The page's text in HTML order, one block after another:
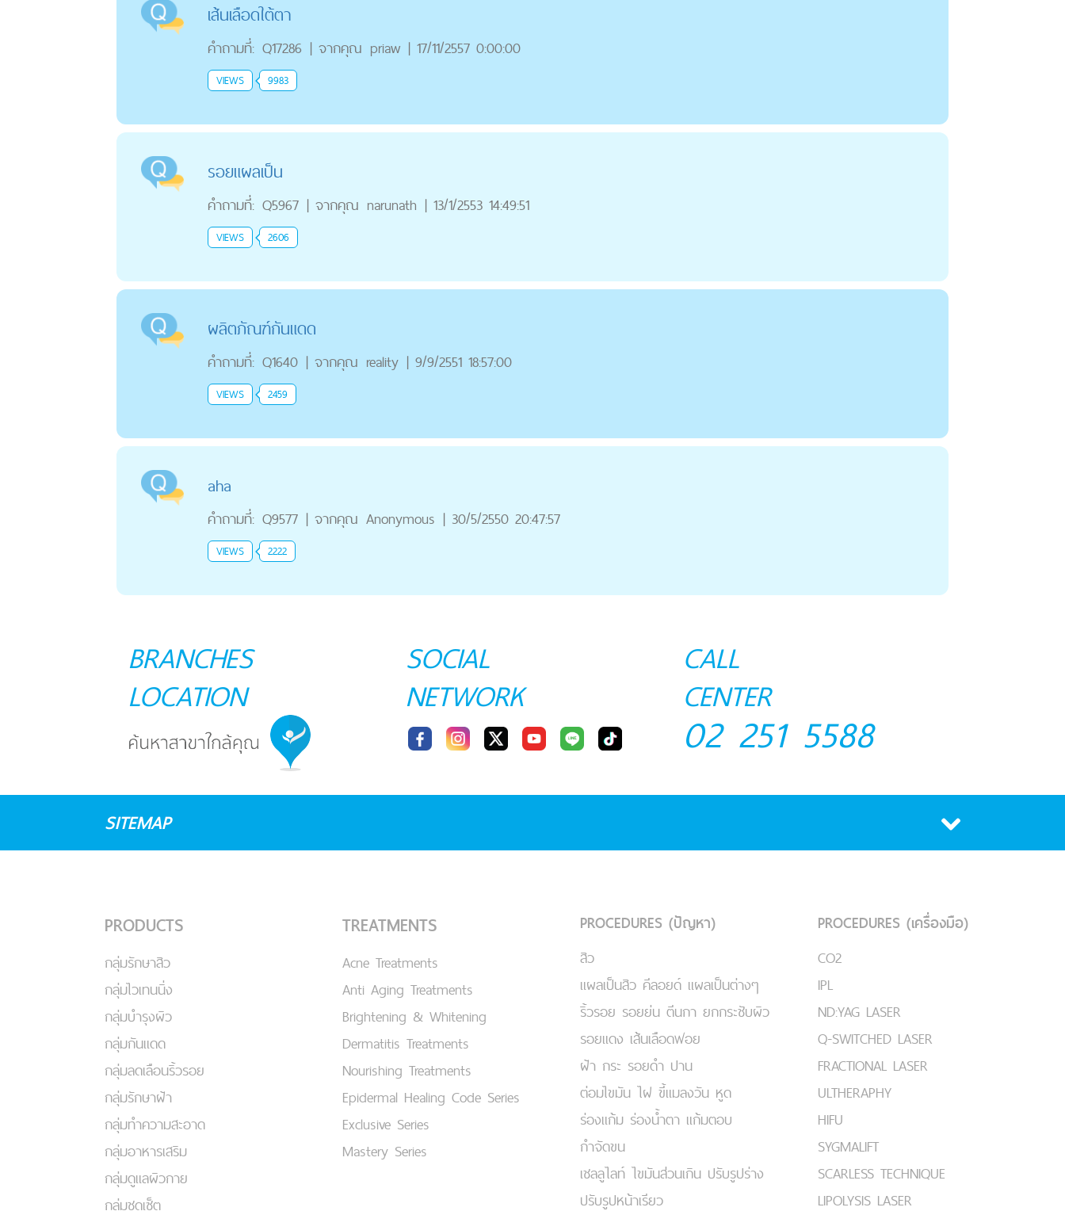
เส้นเลือดใต้ตา
คำถามที่: Q17286 | จากคุณ priaw | 17/11/2557 0:00:00
VIEWS 9983
รอยแผลเป็น
คำถามที่: Q5967 | จากคุณ narunath | 13/1/2553 14:49:51
VIEWS 2606
ผลิตภัณฑ์กันแดด
คำถามที่: Q1640 | จากคุณ reality | 9/9/2551 18:57:00
VIEWS 2459
aha
คำถามที่: Q9577 | จากคุณ Anonymous | 30/5/2550 20:47:57
VIEWS 2222
BRANCHES
LOCATION
SOCIAL
NETWORK
CALL
CENTER
02 251 5588
SITEMAP
PRODUCTS
กลุ่มรักษาสิว
กลุ่มไวเทนนิ่ง
กลุ่มบำรุงผิว
กลุ่มกันแดด
กลุ่มลดเลือนริ้วรอย
กลุ่มรักษาฝ้า
กลุ่มทำความสะอาด
กลุ่มอาหารเสริม
กลุ่มดูแลผิวกาย
กลุ่มชุดเซ็ต
TREATMENTS
Acne Treatments
Anti Aging Treatments
Brightening & Whitening
Dermatitis Treatments
Nourishing Treatments
Epidermal Healing Code Series
Exclusive Series
Mastery Series
PROCEDURES (ปัญหา)
สิว
แผลเป็นสิว คีลอยด์ แผลเป็นต่างๆ
ริ้วรอย รอยย่น ตีนกา ยกกระชับผิว
รอยแดง เส้นเลือดฟอย
ฝ้า กระ รอยดำ ปาน
ต่อมไขมัน ไฝ ขี้แมลงวัน หูด
ร่องแก้ม ร่องน้ำตา แก้มตอบ
กำจัดขน
เชลลูไลท์ ไขมันส่วนเกิน ปรับรูปร่าง
ปรับรูปหน้าเรียว
PROCEDURES (เครื่องมือ)
CO2
IPL
ND:YAG LASER
Q-SWITCHED LASER
FRACTIONAL LASER
ULTHERAPHY
HIFU
SYGMALIFT
SCARLESS TECHNIQUE
LIPOLYSIS LASER